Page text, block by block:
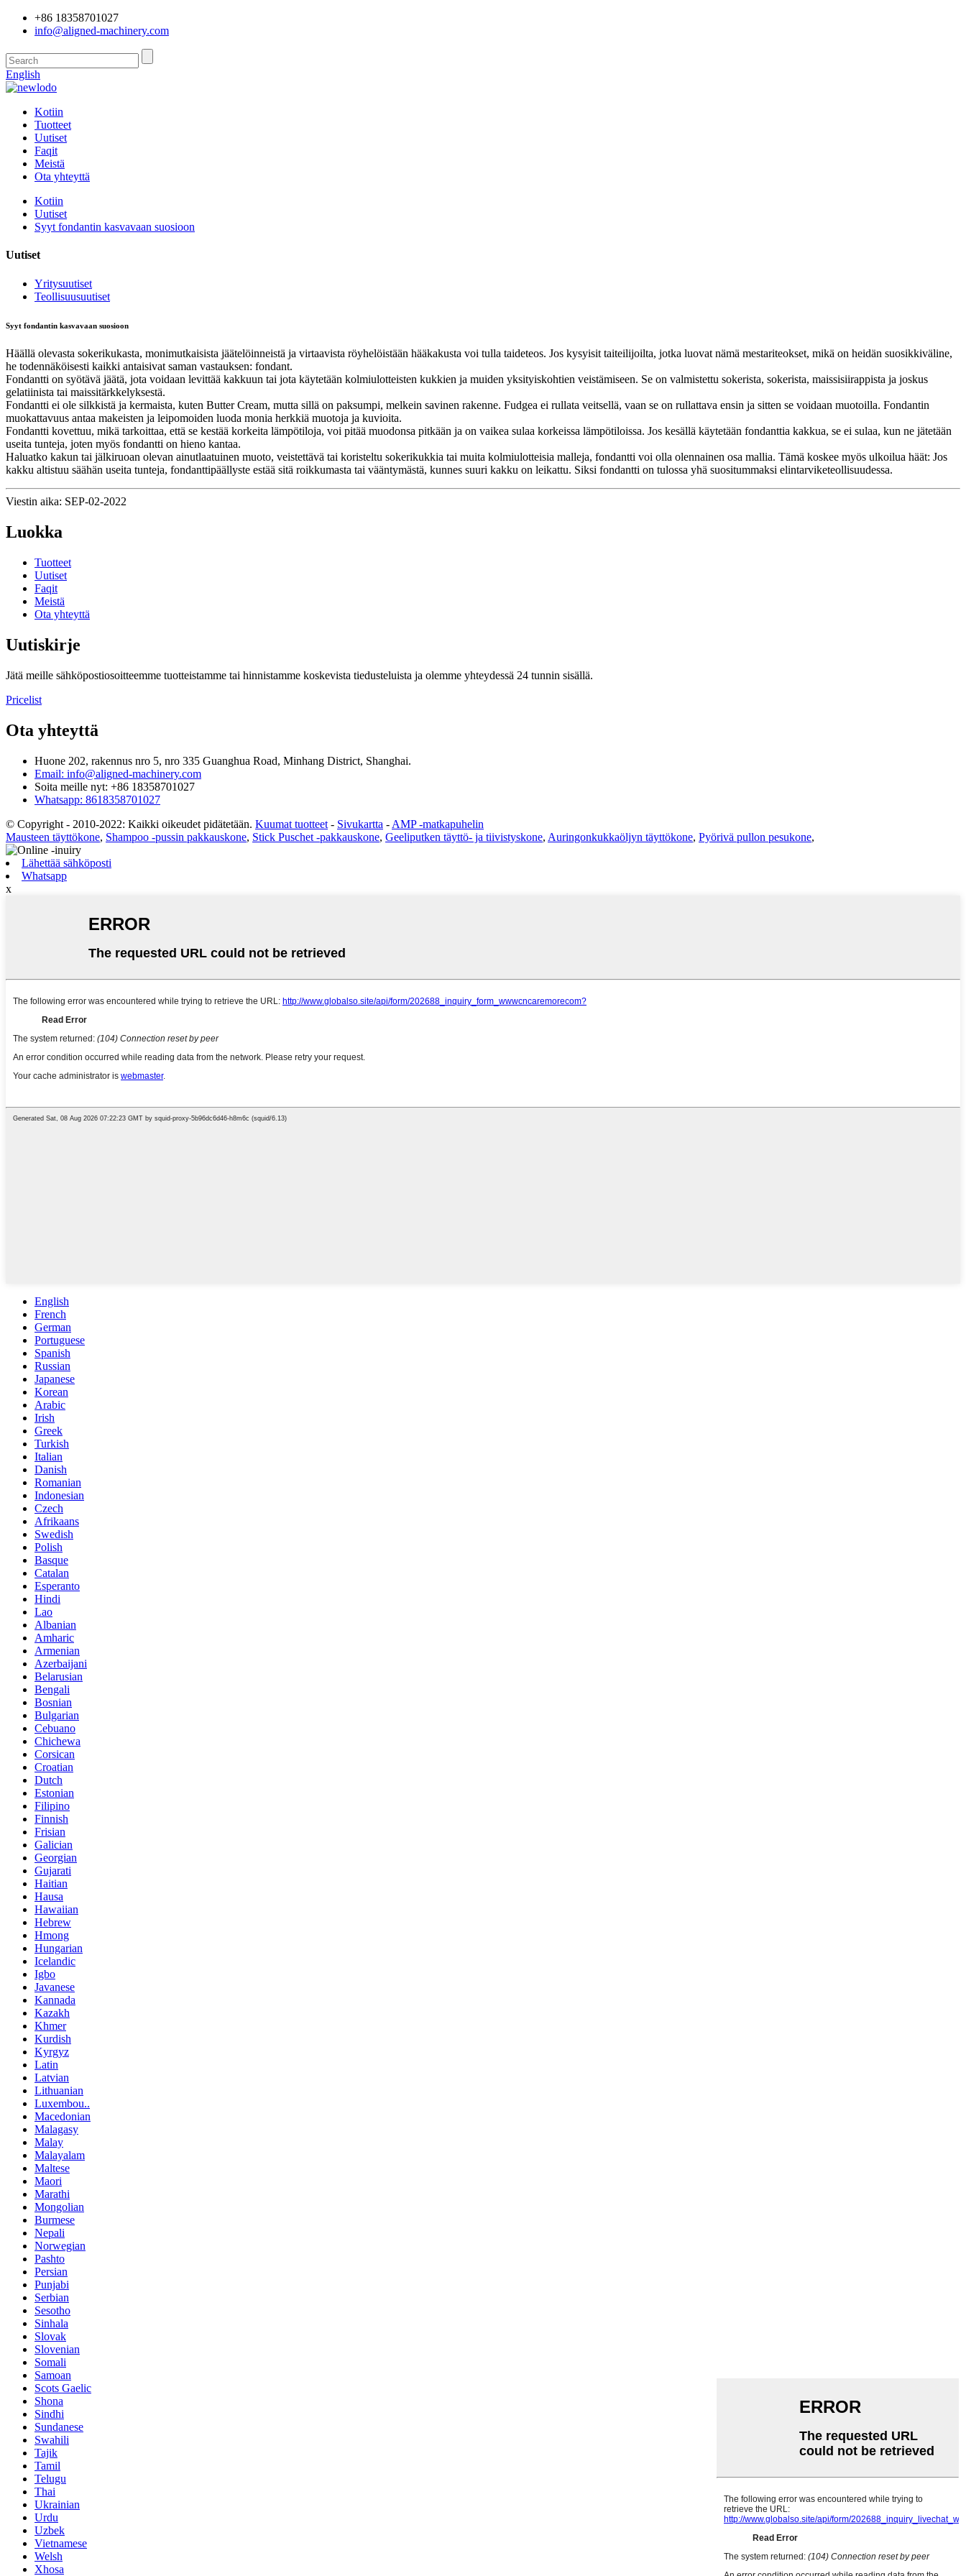
+86 18358701027
info@aligned-machinery.com
English
Kotiin
Tuotteet
Uutiset
Faqit
Meistä
Ota yhteyttä
Kotiin
Uutiset
Syyt fondantin kasvavaan suosioon
Uutiset
Yritysuutiset
Teollisuusuutiset
Syyt fondantin kasvavaan suosioon
Häällä olevasta sokerikukasta, monimutkaisista jäätelöinneistä ja virtaavista röyhelöistään hääkakusta voi tulla taideteos. Jos kysyisit taiteilijoilta, jotka luovat nämä mestariteokset, mikä on heidän suosikkiväline,
he todennäköisesti kaikki antaisivat saman vastauksen: fondant.
Fondantti on syötävä jäätä, jota voidaan levittää kakkuun tai jota käytetään kolmiulotteisten kukkien ja muiden yksityiskohtien veistämiseen. Se on valmistettu sokerista, sokerista, maissisiirappista ja joskus
gelatiinista tai maissitärkkelyksestä.
Fondantti ei ole silkkistä ja kermaista, kuten Butter Cream, mutta sillä on paksumpi, melkein savinen rakenne. Fudgea ei rullata veitsellä, vaan se on rullattava ensin ja sitten se voidaan muotoilla. Fondantin
muokattavuus antaa makeisten ja leipomoiden luoda monia herkkiä muotoja ja kuvioita.
Fondantti kovettuu, mikä tarkoittaa, että se kestää korkeita lämpötiloja, voi pitää muodonsa pitkään ja on vaikea sulaa korkeissa lämpötiloissa. Jos kesällä käytetään fondanttia kakkua, se ei sulaa, kun ne jätetään
useita tunteja, joten myös fondantti on hieno kantaa.
Haluatko kakun tai jälkiruoan olevan ainutlaatuinen muoto, veistettävä tai koristeltu sokerikukkia tai muita kolmiulotteisia malleja, fondantti voi olla olennainen osa mallia. Tämä koskee myös ulkoilua häät: Jos
kakku altistuu säähän useita tunteja, fondanttipäällyste estää sitä roikkumasta tai vääntymästä, kunnes suuri kakku on leikattu. Siksi fondantti on tulossa yhä suositummaksi elintarviketeollisuudessa.
Viestin aika: SEP-02-2022
Luokka
Tuotteet
Uutiset
Faqit
Meistä
Ota yhteyttä
Uutiskirje
Jätä meille sähköpostiosoitteemme tuotteistamme tai hinnistamme koskevista tiedusteluista ja olemme yhteydessä 24 tunnin sisällä.
Pricelist
Ota yhteyttä
Huone 202, rakennus nro 5, nro 335 Guanghua Road, Minhang District, Shanghai.
Email: info@aligned-machinery.com
Soita meille nyt: +86 18358701027
Whatsapp: 8618358701027
© Copyright - 2010-2022: Kaikki oikeudet pidätetään. Kuumat tuotteet - Sivukartta - AMP -matkapuhelin
Mausteen täyttökone, Shampoo -pussin pakkauskone, Stick Puschet -pakkauskone, Geeliputken täyttö- ja tiivistyskone, Auringonkukkaöljyn täyttökone, Pyörivä pullon pesukone,
Lähettää sähköposti
Whatsapp
x
English
French
German
Portuguese
Spanish
Russian
Japanese
Korean
Arabic
Irish
Greek
Turkish
Italian
Danish
Romanian
Indonesian
Czech
Afrikaans
Swedish
Polish
Basque
Catalan
Esperanto
Hindi
Lao
Albanian
Amharic
Armenian
Azerbaijani
Belarusian
Bengali
Bosnian
Bulgarian
Cebuano
Chichewa
Corsican
Croatian
Dutch
Estonian
Filipino
Finnish
Frisian
Galician
Georgian
Gujarati
Haitian
Hausa
Hawaiian
Hebrew
Hmong
Hungarian
Icelandic
Igbo
Javanese
Kannada
Kazakh
Khmer
Kurdish
Kyrgyz
Latin
Latvian
Lithuanian
Luxembou..
Macedonian
Malagasy
Malay
Malayalam
Maltese
Maori
Marathi
Mongolian
Burmese
Nepali
Norwegian
Pashto
Persian
Punjabi
Serbian
Sesotho
Sinhala
Slovak
Slovenian
Somali
Samoan
Scots Gaelic
Shona
Sindhi
Sundanese
Swahili
Tajik
Tamil
Telugu
Thai
Ukrainian
Urdu
Uzbek
Vietnamese
Welsh
Xhosa